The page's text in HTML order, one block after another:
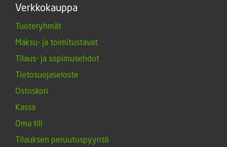
Verkkokauppa
Tuoteryhmät
Maksu- ja toimitustavat
Tilaus- ja sopimusehdot
Tietosuojaseloste
Ostoskori
Kassa
Oma tili
Tilauksen peruutuspyyntö